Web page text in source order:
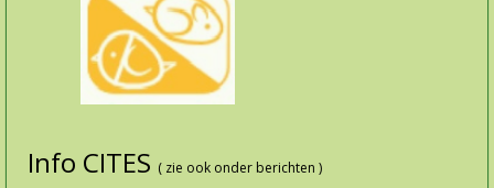
Info CITES ( zie ook onder berichten )